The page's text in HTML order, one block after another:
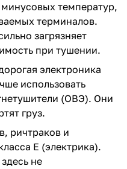
температур,
терминалов.
загрязняет
при тушении.
электроника
использовать
(ОВЭ). Они
груз.
ричтраков и
Е (электрика).
не